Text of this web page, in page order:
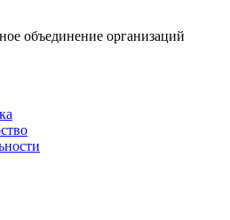
объединение организаций